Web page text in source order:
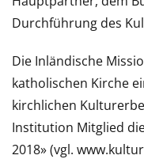
Durchführung des
Die Inländische
katholischen Kirche
kirchlichen
Institution Mitglied
2018» (vgl.